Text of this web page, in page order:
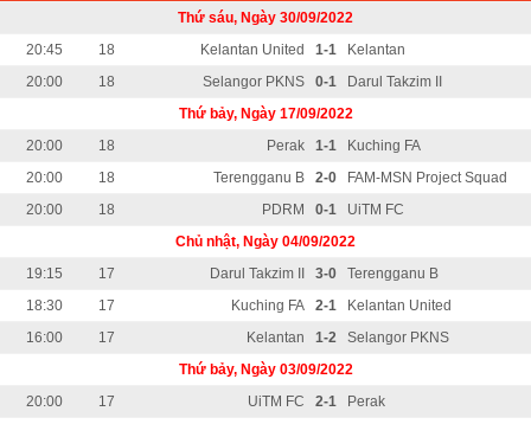
Thứ sáu, Ngày 30/09/2022
20:45
18 Kelantan United 1-1
Kelantan
20:00
18 Selangor PKNS 0-1
Darul Takzim II
Thứ bảy, Ngày 17/09/2022
20:00
18 Perak 1-1
Kuching FA
20:00
18 Terengganu B 2-0
FAM-MSN Project Squad
20:00
18 PDRM 0-1
UiTM FC
Chủ nhật, Ngày 04/09/2022
19:15
17 Darul Takzim II 3-0
Terengganu B
18:30
17 Kuching FA 2-1
Kelantan United
16:00
17 Kelantan 1-2
Selangor PKNS
Thứ bảy, Ngày 03/09/2022
20:00
17 UiTM FC 2-1
Perak